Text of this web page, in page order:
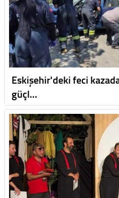
Eskişehir'deki feci
güçl…